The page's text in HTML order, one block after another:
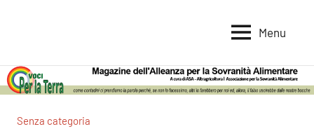
per
la
Terra
per
la
Alimentare
Menu
Senza categoria